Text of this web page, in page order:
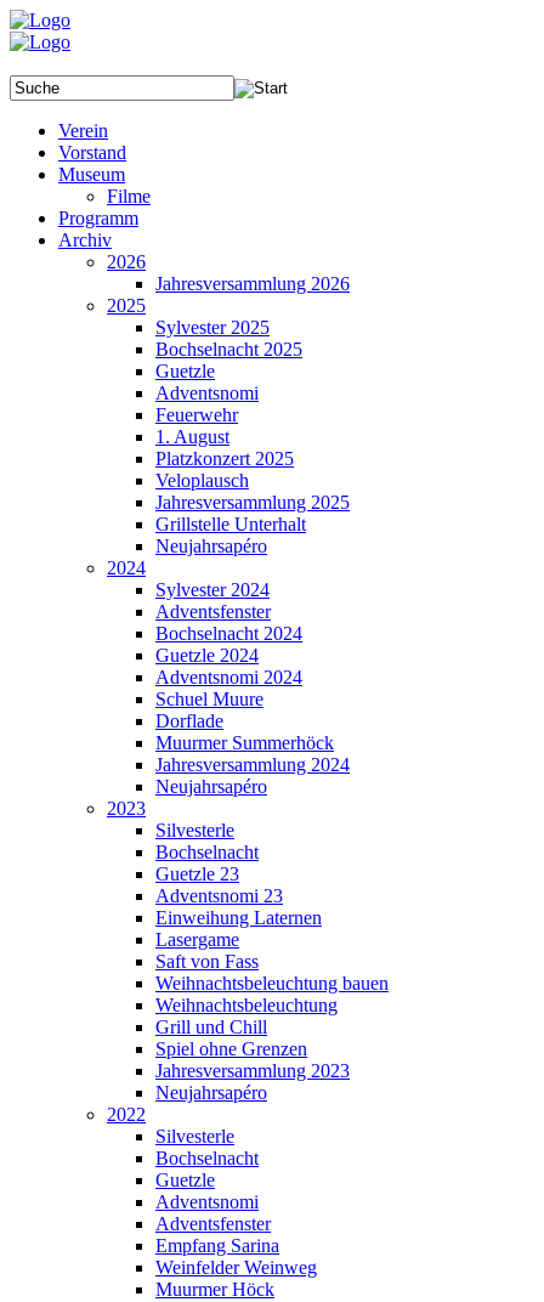
Verein
Vorstand
Museum
Filme
Programm
Archiv
2026
Jahresversammlung 2026
2025
Sylvester 2025
Bochselnacht 2025
Guetzle
Adventsnomi
Feuerwehr
1. August
Platzkonzert 2025
Veloplausch
Jahresversammlung 2025
Grillstelle Unterhalt
Neujahrsapéro
2024
Sylvester 2024
Adventsfenster
Bochselnacht 2024
Guetzle 2024
Adventsnomi 2024
Schuel Muure
Dorflade
Muurmer Summerhöck
Jahresversammlung 2024
Neujahrsapéro
2023
Silvesterle
Bochselnacht
Guetzle 23
Adventsnomi 23
Einweihung Laternen
Lasergame
Saft von Fass
Weihnachtsbeleuchtung bauen
Weihnachtsbeleuchtung
Grill und Chill
Spiel ohne Grenzen
Jahresversammlung 2023
Neujahrsapéro
2022
Silvesterle
Bochselnacht
Guetzle
Adventsnomi
Adventsfenster
Empfang Sarina
Weinfelder Weinweg
Muurmer Höck